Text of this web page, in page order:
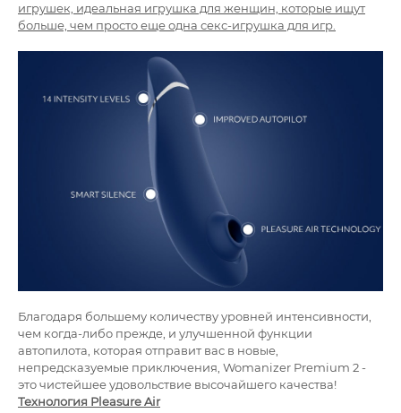
игрушек, идеальная игрушка для женщин, которые ищут
больше, чем просто еще одна секс-игрушка для игр.
Благодаря большему количеству уровней интенсивности,
чем когда-либо прежде, и улучшенной функции
автопилота, которая отправит вас в новые,
непредсказуемые приключения, Womanizer Premium 2 -
это чистейшее удовольствие высочайшего качества!
Технология Pleasure Air